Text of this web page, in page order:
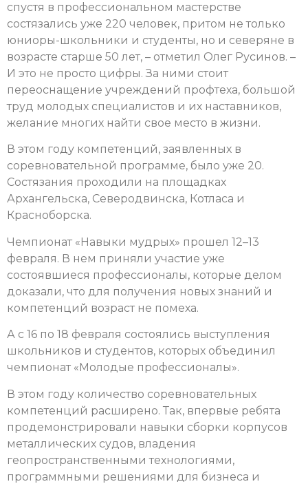
спустя в профессиональном мастерстве
состязались уже 220 человек, притом не только
юниоры-школьники и студенты, но и северяне в
возрасте старше 50 лет, – отметил Олег Русинов. –
И это не просто цифры. За ними стоит
переоснащение учреждений профтеха, большой
труд молодых специалистов и их наставников,
желание многих найти свое место в жизни.
В этом году компетенций, заявленных в
соревновательной программе, было уже 20.
Состязания проходили на площадках
Архангельска, Северодвинска, Котласа и
Красноборска.
Чемпионат «Навыки мудрых» прошел 12–13
февраля. В нем приняли участие уже
состоявшиеся профессионалы, которые делом
доказали, что для получения новых знаний и
компетенций возраст не помеха.
А с 16 по 18 февраля состоялись выступления
школьников и студентов, которых объединил
чемпионат «Молодые профессионалы».
В этом году количество соревновательных
компетенций расширено. Так, впервые ребята
продемонстрировали навыки сборки корпусов
металлических судов, владения
геопространственными технологиями,
программными решениями для бизнеса и